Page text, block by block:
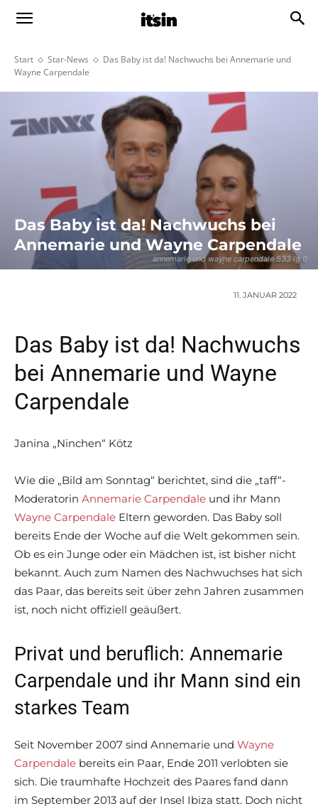
Start Star-News
Das Baby ist da! Nachwuchs bei Annemarie und
Wayne Carpendale
annemarie und wayne carpendale 533 lg 0
Das Baby ist da! Nachwuchs bei
Annemarie und Wayne Carpendale
11. JANUAR 2022
Das Baby ist da! Nachwuchs
bei Annemarie und Wayne
Carpendale
Janina „Ninchen“ Kötz
Wie die „Bild am Sonntag“ berichtet, sind die „taff“-
Moderatorin Annemarie Carpendale und ihr Mann
Wayne Carpendale Eltern geworden. Das Baby soll
bereits Ende der Woche auf die Welt gekommen sein.
Ob es ein Junge oder ein Mädchen ist, ist bisher nicht
bekannt. Auch zum Namen des Nachwuchses hat sich
das Paar, das bereits seit über zehn Jahren zusammen
ist, noch nicht offiziell geäußert.
Privat und beruflich: Annemarie
Carpendale und ihr Mann sind ein
starkes Team
Seit November 2007 sind Annemarie und Wayne
Carpendale bereits ein Paar, Ende 2011 verlobten sie
sich. Die traumhafte Hochzeit des Paares fand dann
im September 2013 auf der Insel Ibiza statt. Doch nicht